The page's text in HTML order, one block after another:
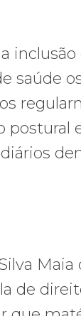
saúde
postural
de